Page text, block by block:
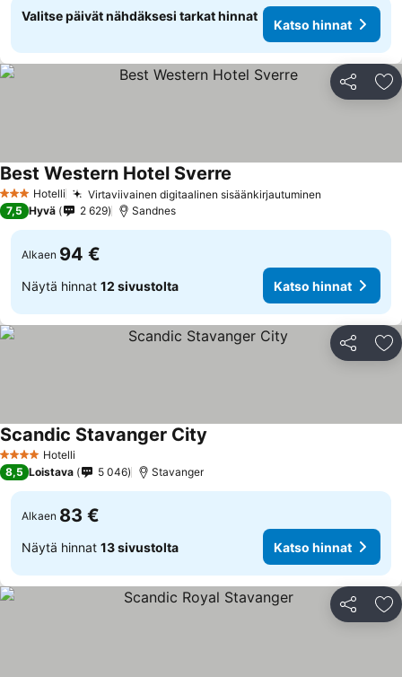
Valitse päivät nähdäksesi tarkat hinnat
Katso hinnat
Jaa
3 Tähtiluokitus
Hotelli Virtaviivainen digitaalinen sisäänkirjautuminen
Best Western Hotel Sverre
7,5 Hyvä 2 629 Sandnes
Alkaen 94 €
Näytä hinnat 12 sivustolta Katso hinnat
Jaa
4 Tähtiluokitus
Hotelli
Scandic Stavanger City
8,5 Loistava 5 046 Stavanger
Alkaen 83 €
Näytä hinnat 13 sivustolta Katso hinnat
Jaa